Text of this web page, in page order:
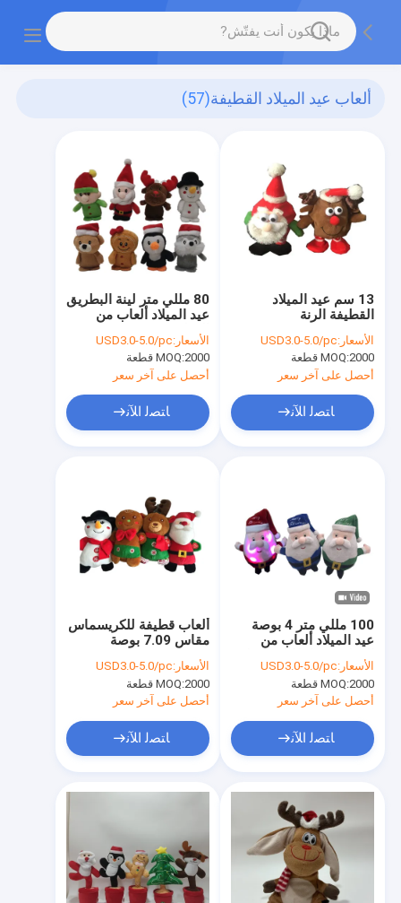
ألعاب عيد الميلاد القطيفة(57)
80 مللي متر لينة البطريق
عيد الميلاد ألعاب من
القطيفة
الأسعار:USD3.0-5.0/pc
MOQ:2000 قطعة
أحصل على آخر سعر
ﺎﺘﺼﻟ ﺍﻶﻧ
13 سم عيد الميلاد
القطيفة الرنة
الأسعار:USD3.0-5.0/pc
MOQ:2000 قطعة
أحصل على آخر سعر
ﺎﺘﺼﻟ ﺍﻶﻧ
ألعاب قطيفة للكريسماس
مقاس 7.09 بوصة
الأسعار:USD3.0-5.0/pc
MOQ:2000 قطعة
أحصل على آخر سعر
ﺎﺘﺼﻟ ﺍﻶﻧ
100 مللي متر 4 بوصة
عيد الميلاد ألعاب من
القطيفة سانتا كلوز تسلق
سلم كهربائي مع الضوء
الأسعار:USD3.0-5.0/pc
MOQ:2000 قطعة
أحصل على آخر سعر
ﺎﺘﺼﻟ ﺍﻶﻧ